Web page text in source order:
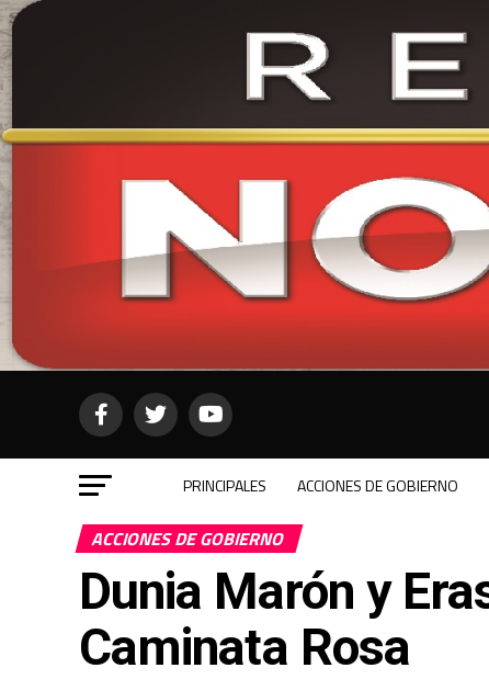
PRINCIPALES ACCIONES DE GOBIERNO
ACCIONES DE GOBIERNO
Dunia Marón y
Caminata Rosa